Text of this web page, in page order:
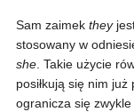
Sam zaimek they
stosowany w
she. Takie użycie
posiłkują się nim
ogranicza się